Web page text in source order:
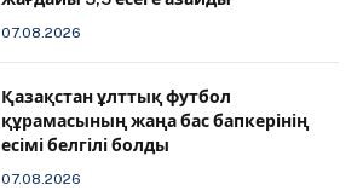
07.08.2026
Қазақстан ұлттық футбол
құрамасының жаңа бас бапкерінің
есімі белгілі болды
07.08.2026